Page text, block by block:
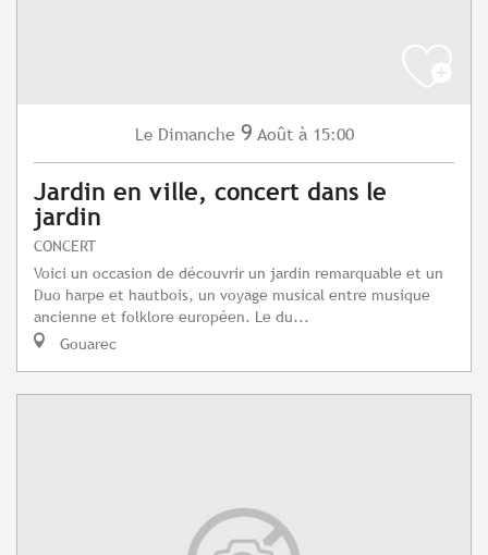
Le Dimanche 9 Août à 15:00
Jardin en ville, concert dans le
jardin
CONCERT
Voici un occasion de découvrir un jardin remarquable et un
Duo harpe et hautbois, un voyage musical entre musique
ancienne et folklore européen. Le du...
Gouarec